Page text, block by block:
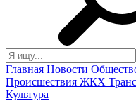
Главная Новости
Происшествия ЖКХ
Культура